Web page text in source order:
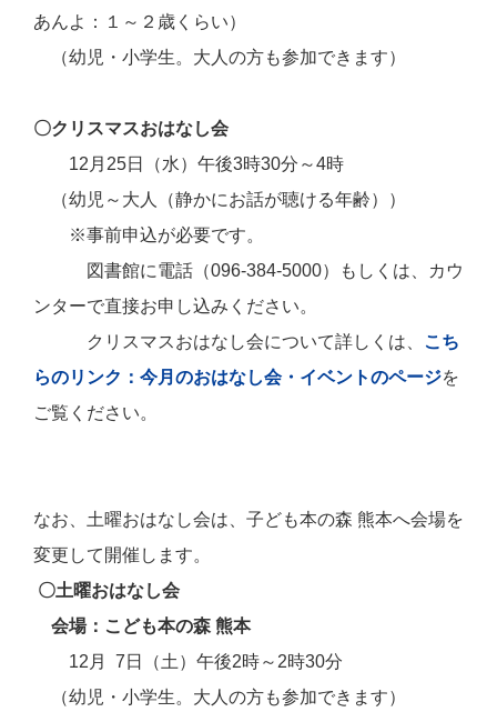
あんよ：１～２歳くらい）
（幼児・小学生。大人の方も参加できます）
〇クリスマスおはなし会
12月25日（水）午後3時30分～4時
（幼児～大人（静かにお話が聴ける年齢））
※事前申込が必要です。
図書館に電話（096-384-5000）もしくは、カウ
ンターで直接お申し込みください。
クリスマスおはなし会について詳しくは、 こち
らのリンク：今月のおはなし会・イベントのページを
ご覧ください。
なお、土曜おはなし会は、子ども本の森 熊本へ会場を
変更して開催します。
〇土曜おはなし会
会場：こども本の森 熊本
12月
7日（土）午後2時～2時30分
（幼児・小学生。大人の方も参加できます）